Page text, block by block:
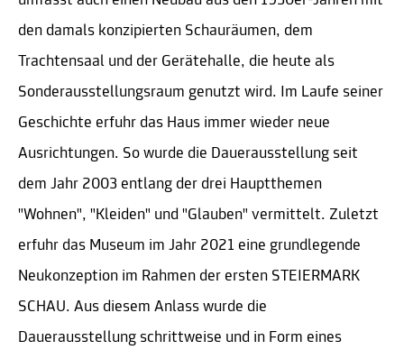
den damals konzipierten Schauräumen, dem
Trachtensaal und der Gerätehalle, die heute als
Sonderausstellungsraum genutzt wird. Im Laufe seiner
Geschichte erfuhr das Haus immer wieder neue
Ausrichtungen. So wurde die Dauerausstellung seit
dem Jahr 2003 entlang der drei Hauptthemen
"Wohnen", "Kleiden" und "Glauben" vermittelt. Zuletzt
erfuhr das Museum im Jahr 2021 eine grundlegende
Neukonzeption im Rahmen der ersten STEIERMARK
SCHAU. Aus diesem Anlass wurde die
Dauerausstellung schrittweise und in Form eines